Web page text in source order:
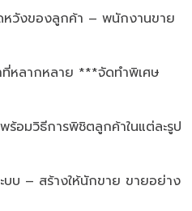
หวังของลูกค้า – พนักงานขาย
ที่หลากหลาย ***จัดทำพิเศษ
อมวิธีการพิชิตลูกค้าในแต่ละรูป
บบ – สร้างให้นักขาย ขายอย่าง